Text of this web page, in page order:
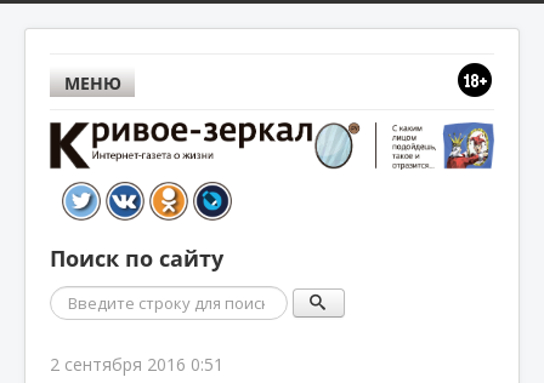
МЕНЮ
Поиск по сайту
Поиск
2 сентября 2016 0:51